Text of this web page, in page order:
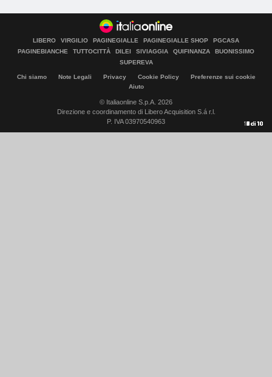
1di10
2di10
3di10
4di10
5di10
6di10
7di10
8di10
9di10
10di10
LIBERO VIRGILIO PAGINEGIALLE PAGINEGIALLE SHOP
PGCASA
PAGINEBIANCHE
TUTTOCITTÀ DILEI SIVIAGGIA QUIFINANZA
BUONISSIMO
SUPEREVA
Chi siamo Note Legali Privacy Cookie Policy
Preferenze sui cookie
Aiuto
© Italiaonline S.p.A. 2026
Direzione e coordinamento di Libero Acquisition S.á r.l.
P. IVA 03970540963